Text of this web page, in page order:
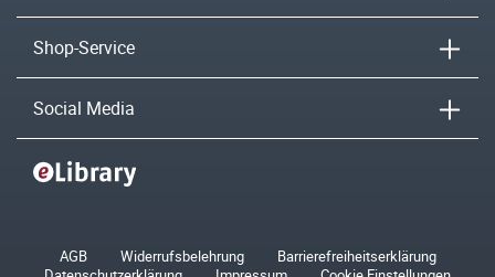
Shop-Service
Social Media
AGB Widerrufsbelehrung
Barrierefreiheitserklärung